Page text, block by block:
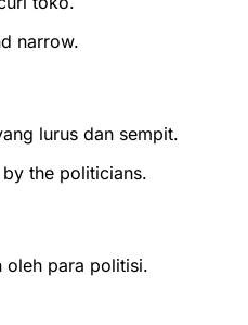
narrow.
lurus dan sempit.
the politicians.
oleh para politisi.